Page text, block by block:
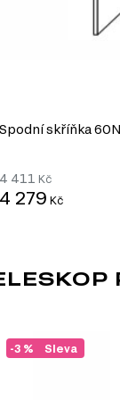
Spodní skříňka
4 411 Kč
4 279 Kč
Sleva
-3 %